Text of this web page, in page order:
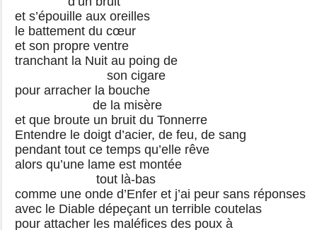
et s’épouille aux oreilles
le battement du cœur
et son propre ventre
tranchant la Nuit au poing de
son cigare
pour arracher la bouche
de la misère
et que broute un bruit du Tonnerre
Entendre le doigt d’acier, de feu, de sang
pendant tout ce temps qu’elle rêve
alors qu’une lame est montée
tout là-bas
comme une onde d’Enfer et j’ai peur sans réponses
avec le Diable dépeçant un terrible coutelas
pour attacher les maléfices des poux à